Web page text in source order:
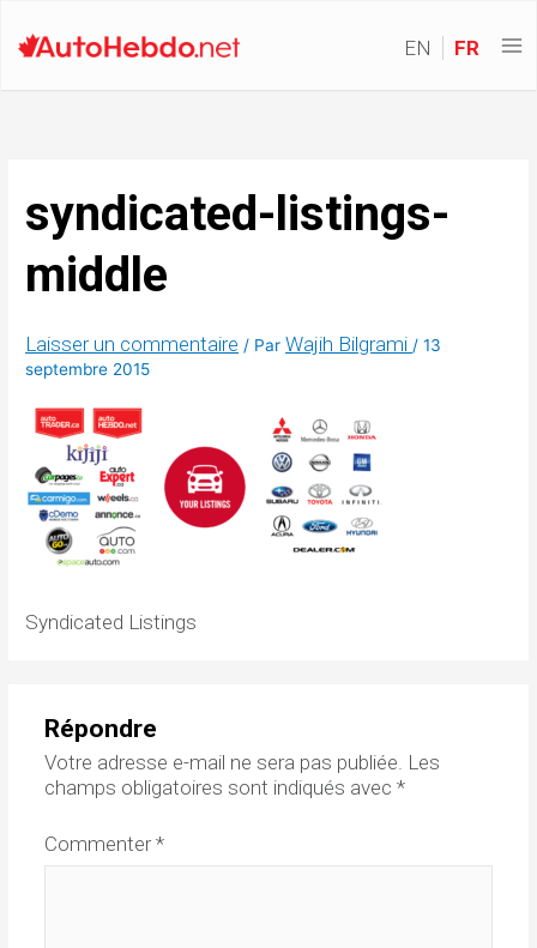
EN FR
syndicated-listings-
middle
Laisser un commentaire / ParWajih Bilgrami/13
septembre 2015
Syndicated Listings
Répondre
Votre adresse e-mail ne sera pas publiée. Les
champs obligatoires sont indiqués avec *
Commenter*